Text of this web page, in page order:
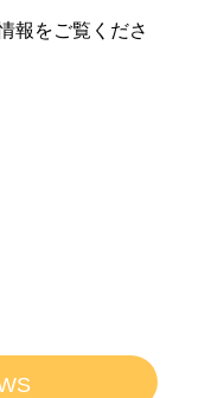
報をご覧くださ